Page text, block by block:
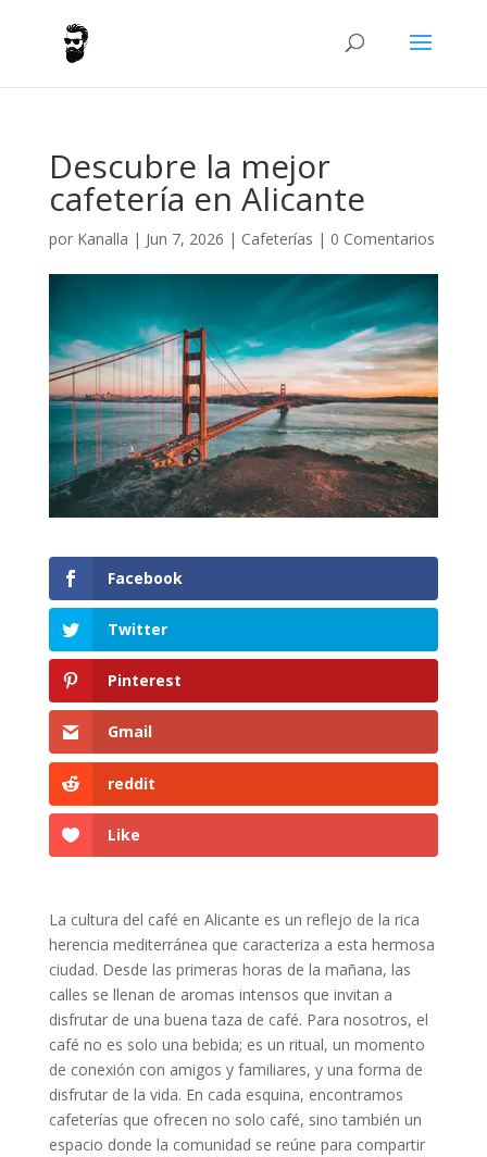
Descubre la mejor
cafetería en Alicante
por Kanalla | Jun 7, 2026 | Cafeterías | 0 Comentarios
Facebook
Twitter
Pinterest
Gmail
reddit
Like
La cultura del café en Alicante es un reflejo de la rica
herencia mediterránea que caracteriza a esta hermosa
ciudad. Desde las primeras horas de la mañana, las
calles se llenan de aromas intensos que invitan a
disfrutar de una buena taza de café. Para nosotros, el
café no es solo una bebida; es un ritual, un momento
de conexión con amigos y familiares, y una forma de
disfrutar de la vida. En cada esquina, encontramos
cafeterías que ofrecen no solo café, sino también un
espacio donde la comunidad se reúne para compartir